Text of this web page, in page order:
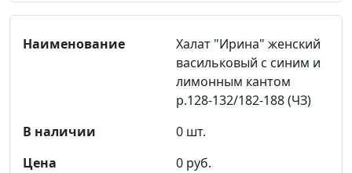
Халат "Ирина" женский
васильковый с синим и
лимонным кантом
р.128-132/182-188 (ЧЗ)
0 шт.
0 руб.